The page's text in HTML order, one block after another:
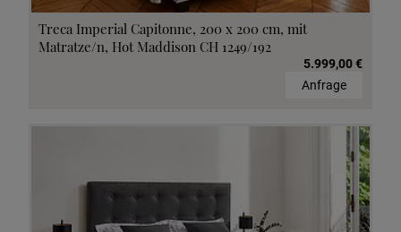
Treca Imperial Capitonne, 200 x 200 cm, mit
Matratze/n, Hot Maddison CH 1249/192
5.999,00 €
Anfrage